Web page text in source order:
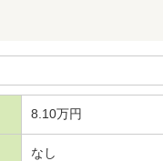
8.10万円
なし